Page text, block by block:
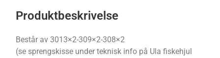
Produktbeskrivelse
Består av 3013×2-309×2-308×2
(se sprengskisse under teknisk info på Ula fiskehjul